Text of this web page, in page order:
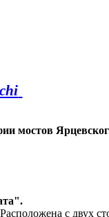
с двух